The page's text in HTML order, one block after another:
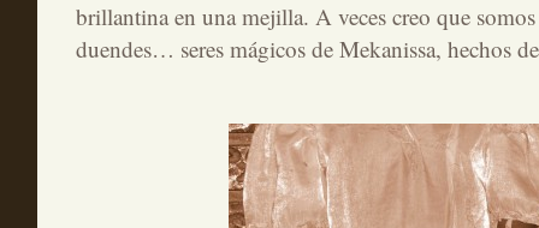
brillantina en una mejilla. A veces creo que
duendes… seres mágicos de Mekanissa, hechos